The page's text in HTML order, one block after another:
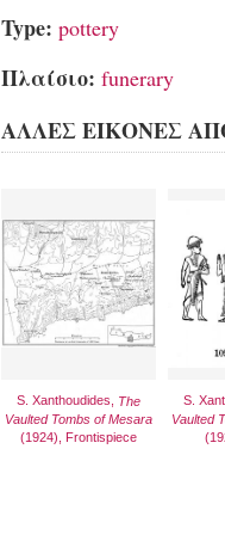
Type: pottery
Πλαίσιο: funerary
ΑΛΛΕΣ ΕΙΚΟΝΕΣ
S. Xanthoudides, The
Vaulted Tombs of Mesara
(1924), Frontispiece
S.
Vaulted